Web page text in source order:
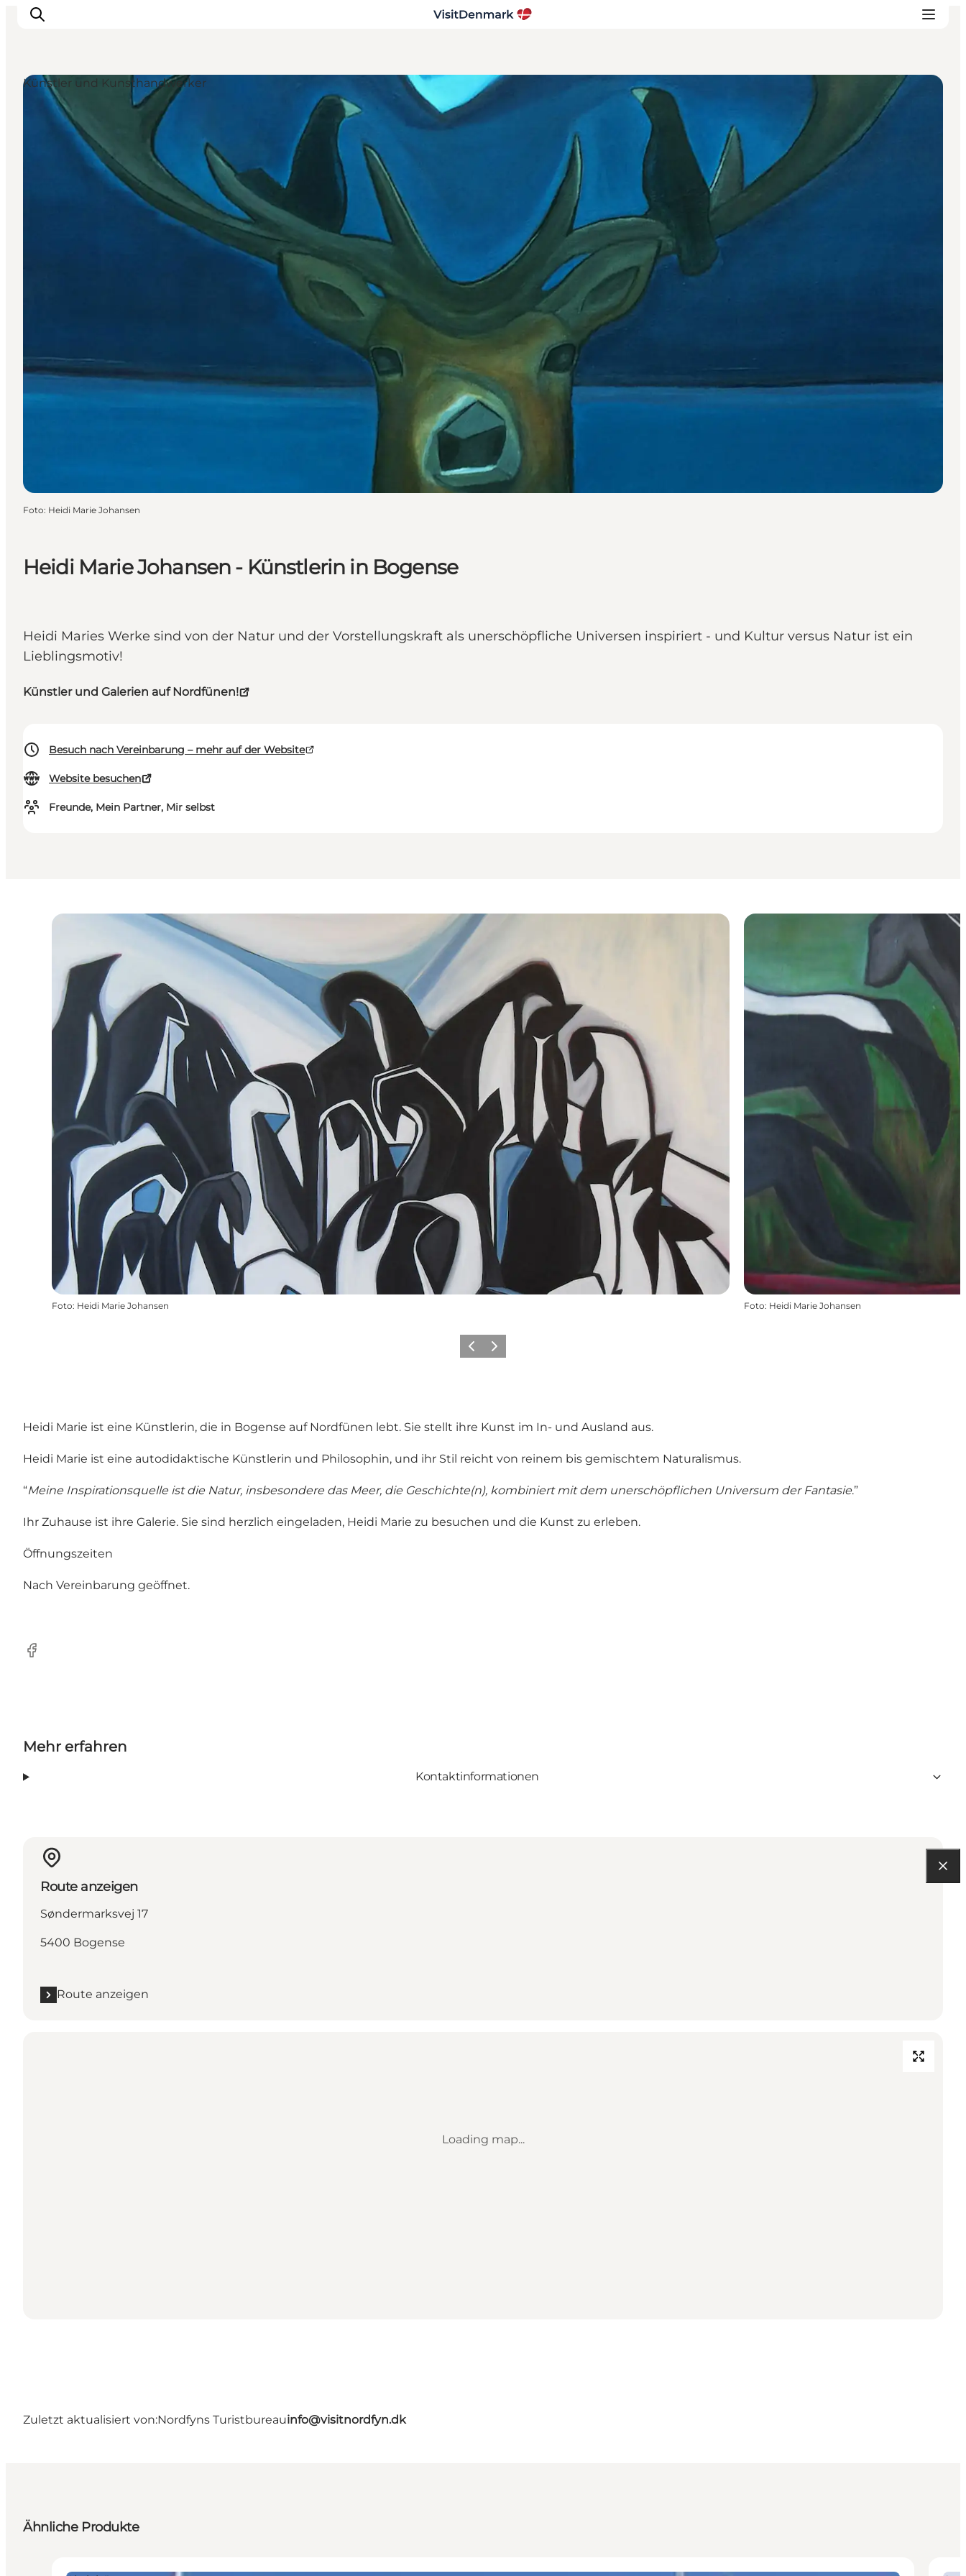
Inspiration
Regionen
Erlebnisse
Unterkünfte
Heidi Marie Johansen - Künstlerin in Bogense
Heidi Maries Werke sind von der Natur und der Vorstellungskraft als unerschöpfliche Universen inspiriert - und Kultur versus Natur ist ein
Lieblingsmotiv!
Künstler und Galerien auf Nordfünen!
Besuch nach Vereinbarung – mehr auf der Website
Website besuchen
Freunde, Mein Partner, Mir selbst
Künstler und Kunsthandwerker
Foto: Heidi Marie Johansen
Foto: Heidi Marie Johansen Foto: Heidi Marie Johansen
ZurückWeiter
Heidi Marie ist eine Künstlerin, die in Bogense auf Nordfünen lebt. Sie stellt ihre Kunst im In- und Ausland aus.
Heidi Marie ist eine autodidaktische Künstlerin und Philosophin, und ihr Stil reicht von reinem bis gemischtem Naturalismus.
“Meine Inspirationsquelle ist die Natur, insbesondere das Meer, die Geschichte(n), kombiniert mit dem unerschöpflichen Universum der Fantasie.”
Ihr Zuhause ist ihre Galerie. Sie sind herzlich eingeladen, Heidi Marie zu besuchen und die Kunst zu erleben.
Öffnungszeiten
Nach Vereinbarung geöffnet.
Facebook
Mehr erfahren
Kontaktinformationen
Route anzeigen
Søndermarksvej 17
5400 Bogense
Route anzeigen
Loading map...
Zuletzt aktualisiert von:Nordfyns Turistbureauinfo@visitnordfyn.dk
Ähnliche Produkte